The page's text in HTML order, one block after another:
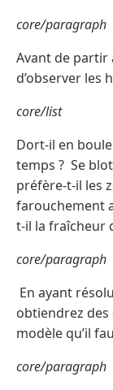
core/paragraph
Avant de partir
d’observer les
core/list
Dort-il en
temps ? Se
préfère-t-il les
farouchement
t-il la fraîcheur
core/paragraph
En ayant
obtiendrez
modèle qu’il
core/paragraph